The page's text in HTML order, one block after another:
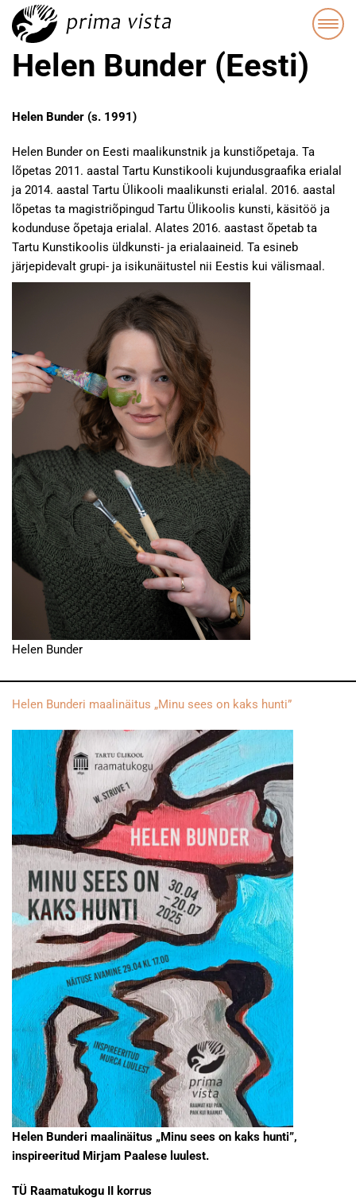
Helen Bunder (Eesti)
Helen Bunder (s. 1991)
Helen Bunder on Eesti maalikunstnik ja kunstiõpetaja. Ta
lõpetas 2011. aastal Tartu Kunstikooli kujundusgraafika erialal
ja 2014. aastal Tartu Ülikooli maalikunsti erialal. 2016. aastal
lõpetas ta magistriõpingud Tartu Ülikoolis kunsti, käsitöö ja
kodunduse õpetaja erialal. Alates 2016. aastast õpetab ta
Tartu Kunstikoolis üldkunsti- ja erialaaineid. Ta esineb
järjepidevalt grupi- ja isikunäitustel nii Eestis kui välismaal.
Helen Bunder
Helen Bunderi maalinäitus „Minu sees on kaks hunti”
Helen Bunderi maalinäitus „Minu sees on kaks hunti”,
inspireeritud Mirjam Paalese luulest.
TÜ Raamatukogu II korrus